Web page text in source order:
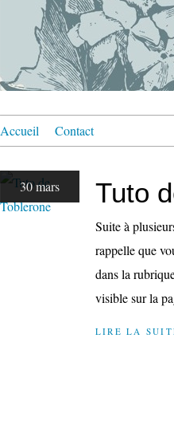
Accueil Contact
30 mars Tuto
Suite à
rappelle que
dans la
visible sur la
LIRE LA